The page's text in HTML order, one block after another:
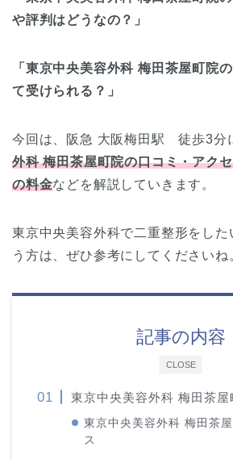
や評判はどうなの？」
「東京中央美容外科 梅田茶屋町院
て受けられる？」
今回は、阪急 大阪梅田駅 徒歩3分
外科 梅田茶屋町院の口コミ・アク
の料金などを解説していきます。
東京中央美容外科で二重整形をした
う方は、ぜひ参考にしてくださいね
CLOSE
記事の内容
東京中央美容外科 梅田茶屋
東京中央美容外科 梅田茶
ス